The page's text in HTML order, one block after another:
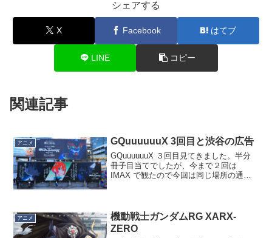
シェアする
X Facebook はてブ
LINE コピー
関連記事
アニメ GQuuuuuuX 3回目と渋谷の広告
GQuuuuuuX ３回目見てきました。半分
冊子目当てでしたが、今まで２回は
IMAX で観たので今回は同じ場所の通常
し、...
アニメ
機動戦士ガンダムRG XARX-
ZERO